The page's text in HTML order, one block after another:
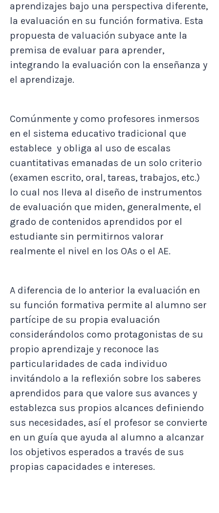
aprendizajes bajo una perspectiva diferente,
la evaluación en su función formativa. Esta
propuesta de valuación subyace ante la
premisa de evaluar para aprender,
integrando la evaluación con la enseñanza y
el aprendizaje.
Comúnmente y como profesores inmersos
en el sistema educativo tradicional que
establece y obliga al uso de escalas
cuantitativas emanadas de un solo criterio
(examen escrito, oral, tareas, trabajos, etc.)
lo cual nos lleva al diseño de instrumentos
de evaluación que miden, generalmente, el
grado de contenidos aprendidos por el
estudiante sin permitirnos valorar
realmente el nivel en los OAs o el AE.
A diferencia de lo anterior la evaluación en
su función formativa permite al alumno ser
partícipe de su propia evaluación
considerándolos como protagonistas de su
propio aprendizaje y reconoce las
particularidades de cada individuo
invitándolo a la reflexión sobre los saberes
aprendidos para que valore sus avances y
establezca sus propios alcances definiendo
sus necesidades, así el profesor se convierte
en un guía que ayuda al alumno a alcanzar
los objetivos esperados a través de sus
propias capacidades e intereses.